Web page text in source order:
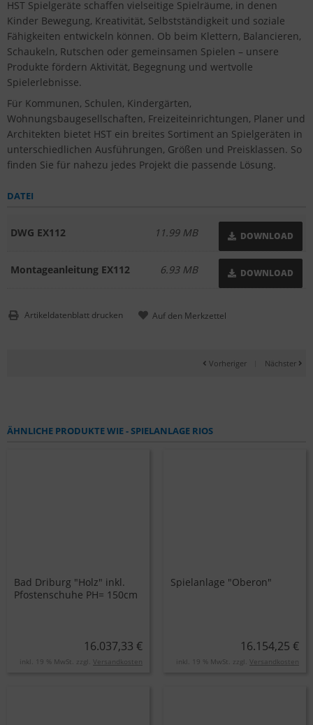
HST Spielgeräte schaffen vielseitige Spielräume, in denen
Kinder Bewegung, Kreativität, Selbstständigkeit und soziale
Fähigkeiten entwickeln können. Ob beim Klettern, Balancieren,
Schaukeln, Rutschen oder gemeinsamen Spielen – unsere
Produkte fördern Aktivität, Begegnung und wertvolle
Spielerlebnisse.
Für Kommunen, Schulen, Kindergärten,
Wohnungsbaugesellschaften, Freizeiteinrichtungen, Planer und
Architekten bietet HST ein breites Sortiment an Spielgeräten in
unterschiedlichen Ausführungen, Größen und Preisklassen. So
finden Sie für nahezu jedes Projekt die passende Lösung.
DATEI
DWG EX112 DOWNLOAD
11.99 MB
Montageanleitung EX112 DOWNLOAD
6.93 MB
Artikeldatenblatt drucken
Vorheriger Nächster
ÄHNLICHE PRODUKTE WIE - SPIELANLAGE RIOS
Bad Driburg "Holz" inkl.
Pfostenschuhe PH= 150cm
16.037,33 €
inkl. 19 % MwSt. zzgl. Versandkosten
Spielanlage "Oberon"
16.154,25 €
inkl. 19 % MwSt. zzgl. Versandkosten